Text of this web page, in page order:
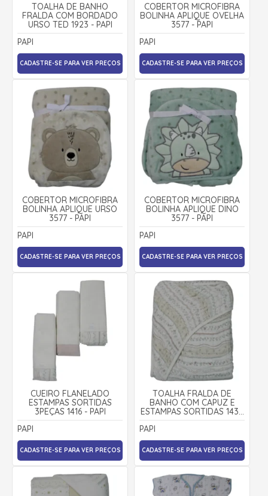
TOALHA DE BANHO
FRALDA COM BORDADO
URSO TED 1923 - PAPI
PAPI
CADASTRE-SE PARA VER PREÇOS
COBERTOR MICROFIBRA
BOLINHA APLIQUE OVELHA
3577 - PAPI
PAPI
CADASTRE-SE PARA VER PREÇOS
COBERTOR MICROFIBRA
BOLINHA APLIQUE URSO
3577 - PAPI
PAPI
CADASTRE-SE PARA VER PREÇOS
COBERTOR MICROFIBRA
BOLINHA APLIQUE DINO
3577 - PAPI
PAPI
CADASTRE-SE PARA VER PREÇOS
CUEIRO FLANELADO
ESTAMPAS SORTIDAS
3PEÇAS 1416 - PAPI
PAPI
CADASTRE-SE PARA VER PREÇOS
TOALHA FRALDA DE
BANHO COM CAPUZ E
ESTAMPAS SORTIDAS 1430
- PAPI
PAPI
CADASTRE-SE PARA VER PREÇOS